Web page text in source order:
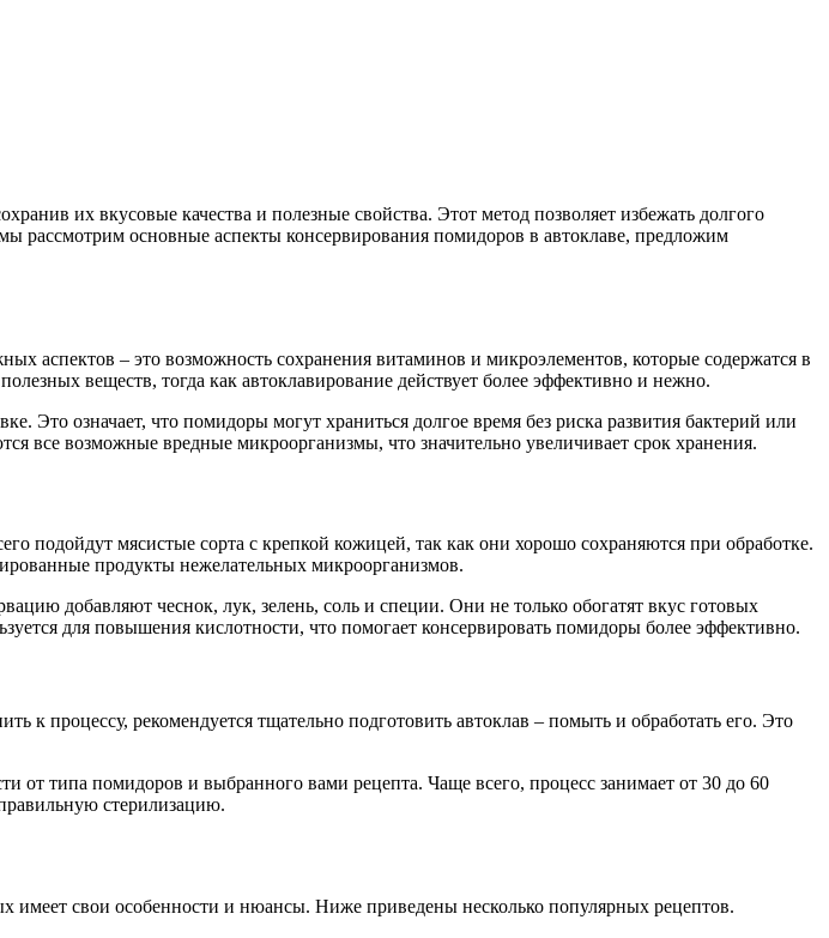
их вкусовые качества и полезные свойства. Этот метод позволяет избежать долгого
рассмотрим основные аспекты консервирования помидоров в автоклаве, предложим
аспектов – это возможность сохранения витаминов и микроэлементов, которые содержатся в
веществ, тогда как автоклавирование действует более эффективно и нежно.
Это означает, что помидоры могут храниться долгое время без риска развития бактерий или
все возможные вредные микроорганизмы, что значительно увеличивает срок хранения.
подойдут мясистые сорта с крепкой кожицей, так как они хорошо сохраняются при обработке.
продукты нежелательных микроорганизмов.
добавляют чеснок, лук, зелень, соль и специи. Они не только обогатят вкус готовых
для повышения кислотности, что помогает консервировать помидоры более эффективно.
к процессу, рекомендуется тщательно подготовить автоклав – помыть и обработать его. Это
от типа помидоров и выбранного вами рецепта. Чаще всего, процесс занимает от 30 до 60
стерилизацию.
имеет свои особенности и нюансы. Ниже приведены несколько популярных рецептов.